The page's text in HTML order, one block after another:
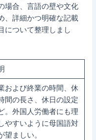
場合、言語の壁や文化
、詳細かつ明確な記載
について整理しまし
および終業の時間、休
間の長さ、休日の設定
。外国人労働者にも理
やすいように母国語対
望ましい。